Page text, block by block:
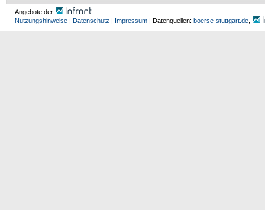
Angebote der
Nutzungshinweise
Datenschutz Impressum | Datenquellen: boerse-stuttgart.de